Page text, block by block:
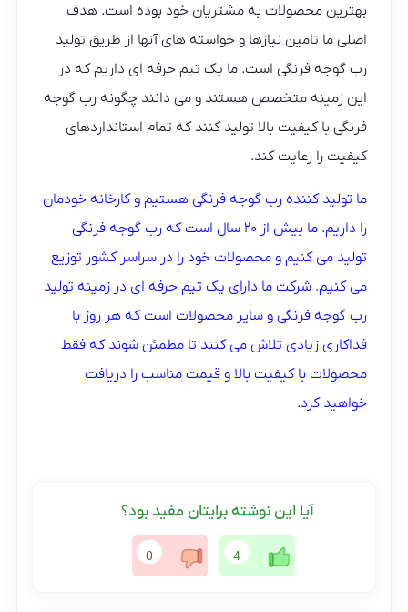
بهترین محصولات به مشتریان خود بوده است. هدف
اصلی ما تامین نیازها و خواسته های آنها از طریق تولید
رب گوجه فرنگی است. ما یک تیم حرفه ای داریم که در
این زمینه متخصص هستند و می دانند چگونه رب گوجه
فرنگی با کیفیت بالا تولید کنند که تمام استانداردهای
کیفیت را رعایت کند.
ما تولید کننده رب گوجه فرنگی هستیم و کارخانه خودمان
را داریم. ما بیش از ۲۰ سال است که رب گوجه فرنگی
تولید می کنیم و محصولات خود را در سراسر کشور توزیع
می کنیم. شرکت ما دارای یک تیم حرفه ای در زمینه تولید
رب گوجه فرنگی و سایر محصولات است که هر روز با
فداکاری زیادی تلاش می کنند تا مطمئن شوند که فقط
محصولات با کیفیت بالا و قیمت مناسب را دریافت
خواهید کرد.
آیا این نوشته برایتان مفید بود؟
4
0